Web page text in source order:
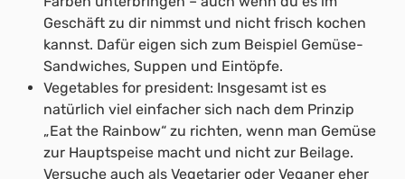
Geschäft zu dir nimmst und nicht frisch kochen
kannst. Dafür eigen sich zum Beispiel Gemüse-
Sandwiches, Suppen und Eintöpfe.
Vegetables for president: Insgesamt ist es
natürlich viel einfacher sich nach dem Prinzip
„Eat the Rainbow“ zu richten, wenn man Gemüse
zur Hauptspeise macht und nicht zur Beilage.
Versuche auch als Vegetarier oder Veganer eher